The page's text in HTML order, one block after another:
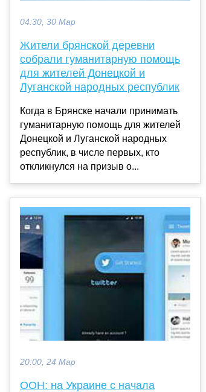
04:30, 30 Мар
Жители брянской деревни
собрали гуманитарную помощь
для жителей Донецкой и
Луганской народных республик
Когда в Брянске начали принимать
гуманитарную помощь для жителей
Донецкой и Луганской народных
республик, в числе первых, кто
откликнулся на призыв о...
20:00, 24 Мар
ООН: на Украине с начала